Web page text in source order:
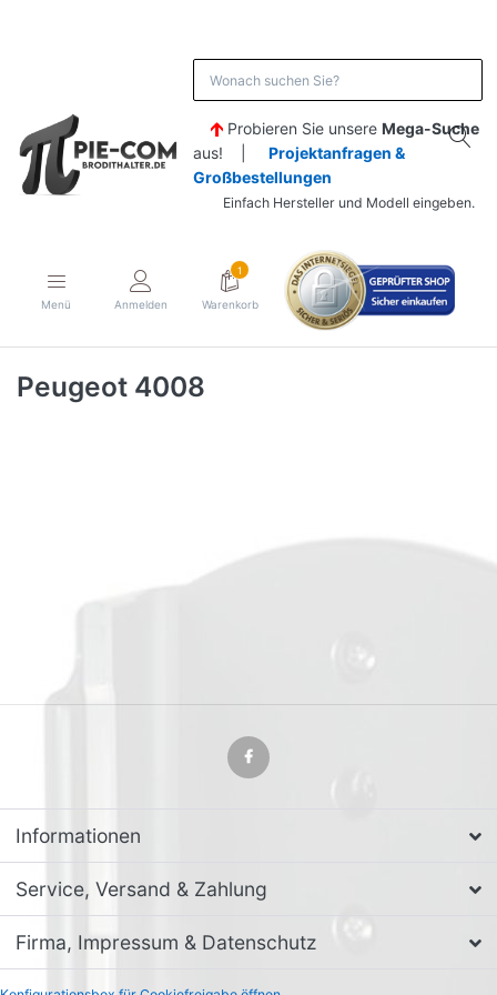
Probieren Sie unsere Mega-Suche
aus! | Projektanfragen &
Großbestellungen
Einfach Hersteller und Modell eingeben.
Menü Anmelden
1
Warenkorb
Peugeot 4008
Informationen
Service, Versand & Zahlung
Firma, Impressum & Datenschutz